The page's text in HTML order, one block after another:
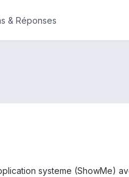
& Réponses
systeme (ShowMe)